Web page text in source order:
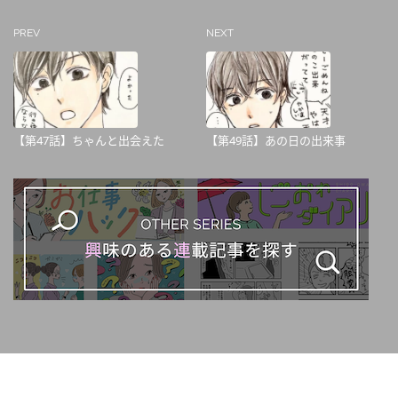
PREV
【第47話】ちゃんと出会えた
NEXT
【第49話】あの日の出来事